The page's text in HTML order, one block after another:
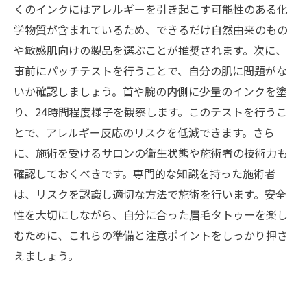
くのインクにはアレルギーを引き起こす可能性のある化
学物質が含まれているため、できるだけ自然由来のもの
や敏感肌向けの製品を選ぶことが推奨されます。次に、
事前にパッチテストを行うことで、自分の肌に問題がな
いか確認しましょう。首や腕の内側に少量のインクを塗
り、24時間程度様子を観察します。このテストを行うこ
とで、アレルギー反応のリスクを低減できます。さら
に、施術を受けるサロンの衛生状態や施術者の技術力も
確認しておくべきです。専門的な知識を持った施術者
は、リスクを認識し適切な方法で施術を行います。安全
性を大切にしながら、自分に合った眉毛タトゥーを楽し
むために、これらの準備と注意ポイントをしっかり押さ
えましょう。